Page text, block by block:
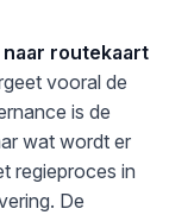
naar routekaart
vooral de
is de
wat wordt er
regieproces in
De